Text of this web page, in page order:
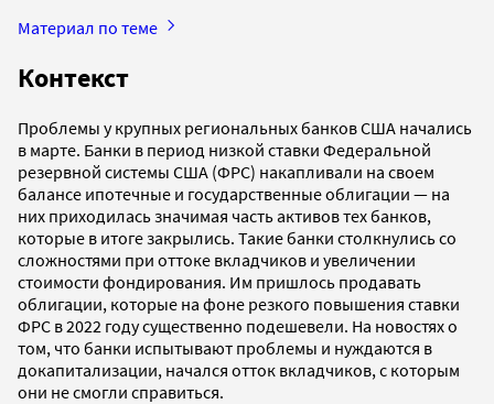
Материал по теме
Контекст
Проблемы у крупных региональных банков США начались
в марте. Банки в период низкой ставки Федеральной
резервной системы США (ФРС) накапливали на своем
балансе ипотечные и государственные облигации — на
них приходилась значимая часть активов тех банков,
которые в итоге закрылись. Такие банки столкнулись со
сложностями при оттоке вкладчиков и увеличении
стоимости фондирования. Им пришлось продавать
облигации, которые на фоне резкого повышения ставки
ФРС в 2022 году существенно подешевели. На новостях о
том, что банки испытывают проблемы и нуждаются в
докапитализации, начался отток вкладчиков, с которым
они не смогли справиться.